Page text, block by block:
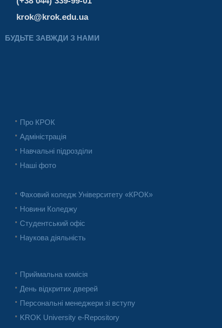
krok@krok.edu.ua
БУДЬТЕ ЗАВЖДИ З НАМИ
Про КРОК
Адміністрація
Навчальні підрозділи
Наші фото
Фаховий коледж Університету «КРОК»
Новини Коледжу
Студентський офіс
Наукова діяльність
Приймальна комісія
День відкритих дверей
Персональні менеджери зі вступу
KROK University e-Repository